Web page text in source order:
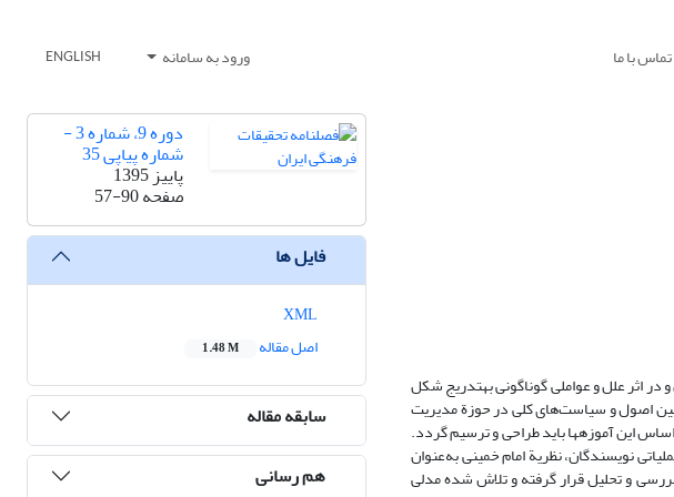
تماس با ما ورود به سامانه ENGLISH
اثر علل و عواملی گوناگونی به­تدریج شکل
می‌گیرد، اما نمی‌توان نقش سیاست­های حکومت در سامان‌دهی به آن را نادیده انگاشت. یکی از وظایف مهم حکومت در جامعة اسلامی، تعیین اصول و سیاست‌‎های کلی در حوزة مدیریت
این آموزه­ها باید طراحی و ترسیم گردد.
نویسندگان، نظریة امام خمینی به‌عنوان
و تحلیل قرار گرفته و تلاش شده مدلی
دوره 9، شماره 3 -
شماره پیاپی 35
پاییز 1395
صفحه57-90
فایل ها
اصل مقاله
1.48 M
سابقه مقاله
هم رسانی